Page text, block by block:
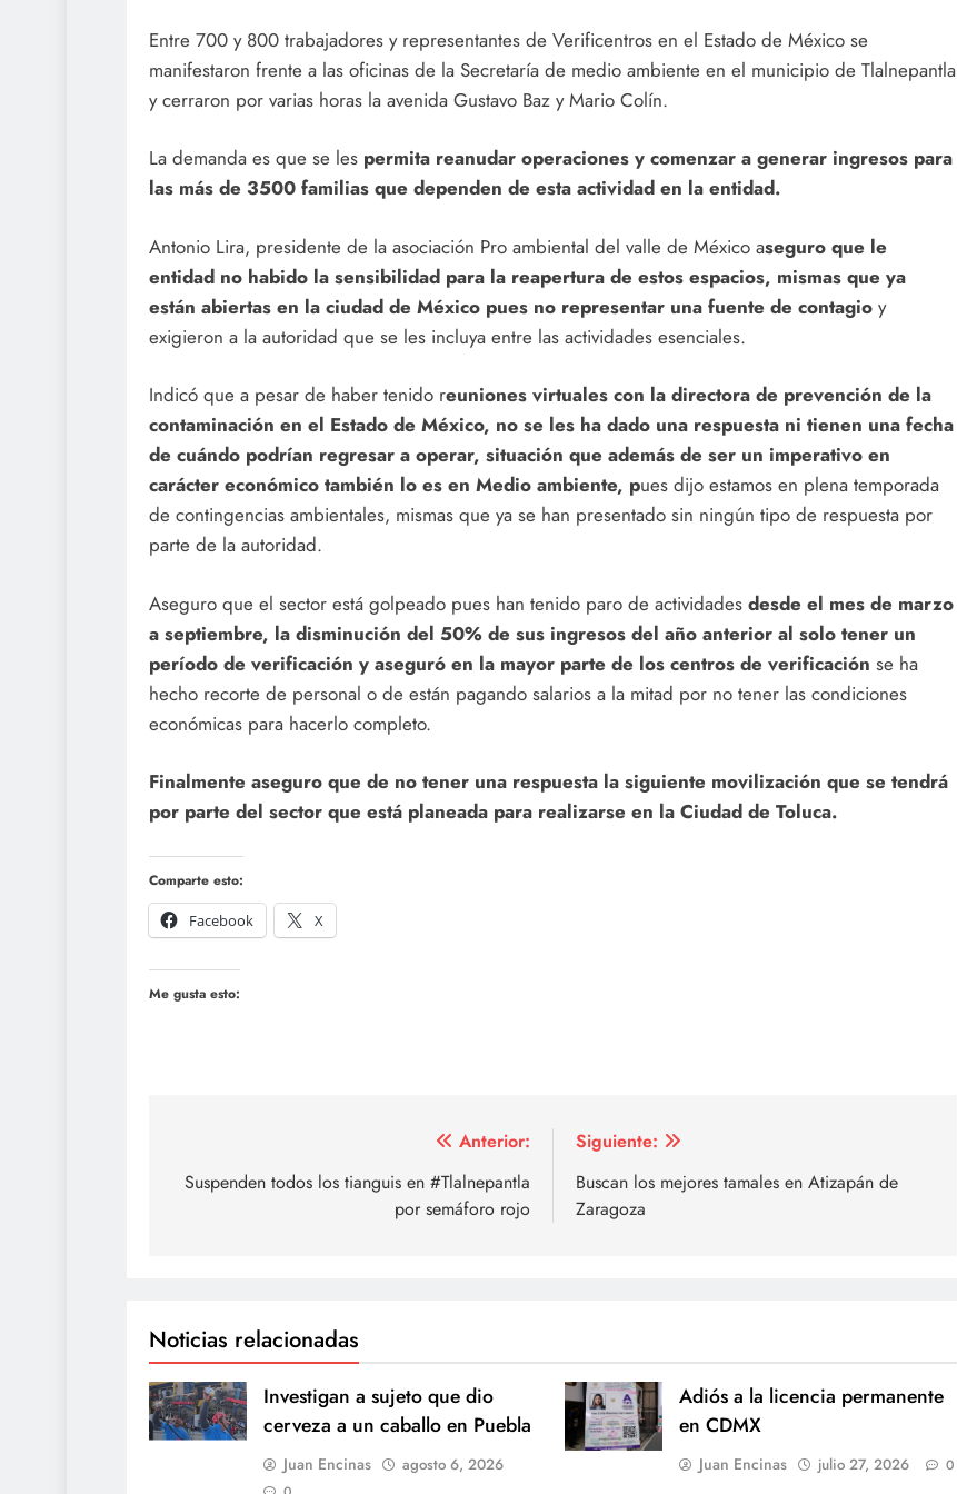
Entre 700 y 800 trabajadores y representantes de Verificentros en el Estado de México se
manifestaron frente a las oficinas de la Secretaría de medio ambiente en el municipio de Tlalnepantla
y cerraron por varias horas la avenida Gustavo Baz y Mario Colín.
La demanda es que se les permita reanudar operaciones y comenzar a generar ingresos para
las más de 3500 familias que dependen de esta actividad en la entidad.
Antonio Lira, presidente de la asociación Pro ambiental del valle de México aseguro que le
entidad no habido la sensibilidad para la reapertura de estos espacios, mismas que ya
están abiertas en la ciudad de México pues no representar una fuente de contagio y
exigieron a la autoridad que se les incluya entre las actividades esenciales.
Indicó que a pesar de haber tenido reuniones virtuales con la directora de prevención de la
contaminación en el Estado de México, no se les ha dado una respuesta ni tienen una fecha
de cuándo podrían regresar a operar, situación que además de ser un imperativo en
carácter económico también lo es en Medio ambiente, pues dijo estamos en plena temporada
de contingencias ambientales, mismas que ya se han presentado sin ningún tipo de respuesta por
parte de la autoridad.
Aseguro que el sector está golpeado pues han tenido paro de actividades desde el mes de marzo
a septiembre, la disminución del 50% de sus ingresos del año anterior al solo tener un
período de verificación y aseguró en la mayor parte de los centros de verificación se ha
hecho recorte de personal o de están pagando salarios a la mitad por no tener las condiciones
económicas para hacerlo completo.
Finalmente aseguro que de no tener una respuesta la siguiente movilización que se tendrá
por parte del sector que está planeada para realizarse en la Ciudad de Toluca.
Comparte esto:
Facebook
X
Me gusta esto:
de
Anterior:
Suspenden todos los tianguis en #Tlalnepantla
por semáforo rojo
Siguiente:
Buscan los mejores tamales en Atizapán de
Zaragoza
Noticias relacionadas
Investigan a sujeto que dio
cerveza a un caballo en Puebla
Juan Encinas agosto 6, 2026
Adiós a la licencia permanente
en CDMX
Juan Encinas julio 27, 2026 0